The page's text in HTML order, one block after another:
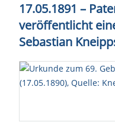
17.05.1891 –
veröffentlicht
Sebastian